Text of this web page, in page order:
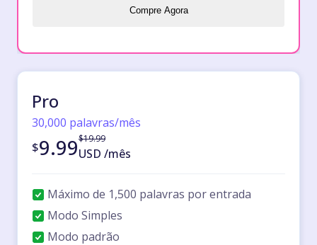
Compre Agora
Pro
30,000 palavras/mês
$9.99$19.99
USD /mês
Máximo de 1,500 palavras por entrada
Modo Simples
Modo padrão